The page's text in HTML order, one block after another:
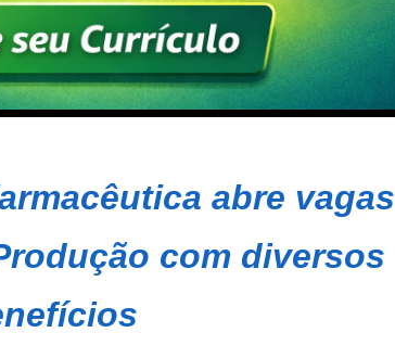
abre vagas
com diversos